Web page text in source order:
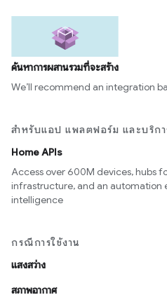
ค้นหาการผสานรวมที่จะสร้าง
We’ll recommend an integration
สำหรับแอป แพลตฟอร์ม และบริกา
Home APIs
Access over 600M devices, hubs
infrastructure, and an automation
intelligence
กรณีการใช้งาน
แสงสว่าง
สภาพอากาศ